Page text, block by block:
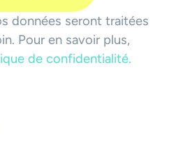
données seront traitées
Pour en savoir plus,
de confidentialité.